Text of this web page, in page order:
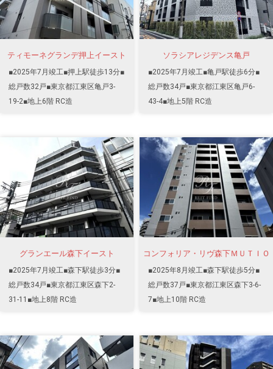
ティモーネグランデ押上イースト
■2025年7月竣工■押上駅徒歩13分■
総戸数32戸■東京都江東区亀戸3-
19-2■地上6階 RC造
ソラシアレジデンス亀戸
■2025年7月竣工■亀戸駅徒歩6分■
総戸数34戸■東京都江東区亀戸6-
43-4■地上5階 RC造
グランエール森下イースト
■2025年7月竣工■森下駅徒歩3分■
総戸数34戸■東京都江東区森下2-
31-11■地上8階 RC造
コンフォリア・リヴ森下ＭＵＴＩＯ
■2025年8月竣工■森下駅徒歩5分■
総戸数37戸■東京都江東区森下3-6-
7■地上10階 RC造